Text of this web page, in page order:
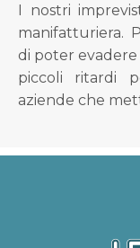
I nostri
manifatturiera.
di poter
piccoli ritardi
aziende che